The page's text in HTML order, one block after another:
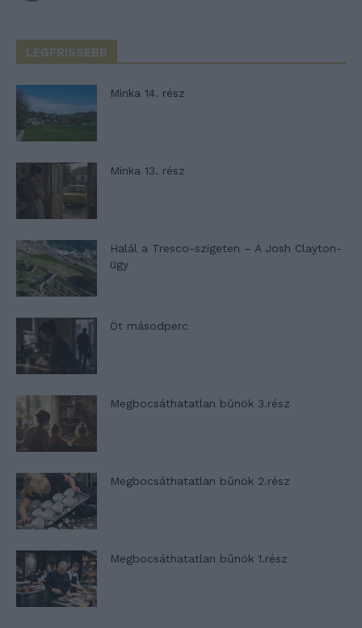
LEGFRISSEBB
Minka 14. rész
Minka 13. rész
Halál a Tresco-szigeten – A Josh Clayton-
ügy
Öt másodperc
Megbocsáthatatlan bűnök 3.rész
Megbocsáthatatlan bűnök 2.rész
Megbocsáthatatlan bűnök 1.rész